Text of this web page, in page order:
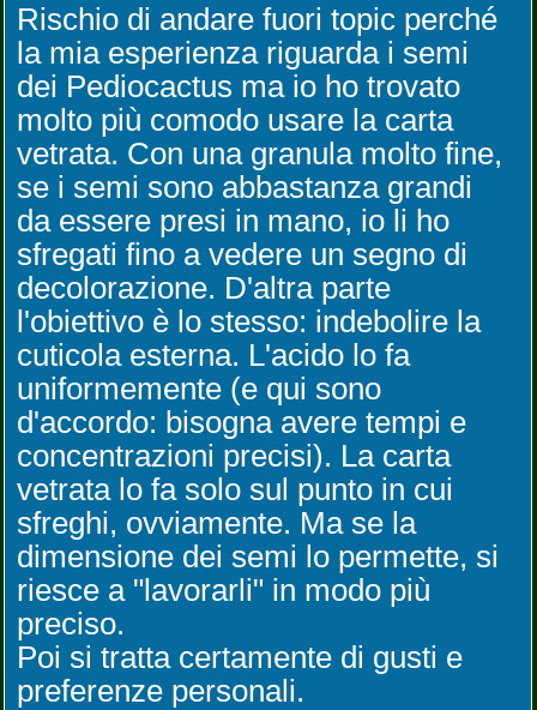
Rischio di andare fuori topic perché
la mia esperienza riguarda i semi
dei Pediocactus ma io ho trovato
molto più comodo usare la carta
vetrata. Con una granula molto fine,
se i semi sono abbastanza grandi
da essere presi in mano, io li ho
sfregati fino a vedere un segno di
decolorazione. D'altra parte
l'obiettivo è lo stesso: indebolire la
cuticola esterna. L'acido lo fa
uniformemente (e qui sono
d'accordo: bisogna avere tempi e
concentrazioni precisi). La carta
vetrata lo fa solo sul punto in cui
sfreghi, ovviamente. Ma se la
dimensione dei semi lo permette, si
riesce a "lavorarli" in modo più
preciso.
Poi si tratta certamente di gusti e
preferenze personali.